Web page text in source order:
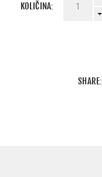
KOLIČINA:
SHARE: